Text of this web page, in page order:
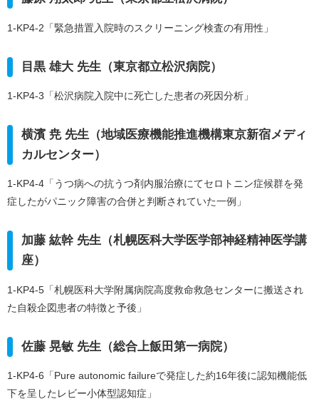
1-KP4-2「緊急措置入院時のスクリーニング検査の有用性」
目黒 雄大 先生（東京都立松沢病院）
1-KP4-3「松沢病院入院中に死亡した患者の死因分析」
横濱 尭 先生（地域医療機能推進機構東京新宿メディ
カルセンター）
1-KP4-4「うつ病への抗うつ剤内服治療にてセロトニン症候群を発
症したがパニック障害の合併と判断されていた一例」
加藤 紘幹 先生（札幌医科大学医学部神経精神医学講
座）
1-KP4-5「札幌医科大学附属病院高度救命救急センターに搬送され
た自殺企図患者の特徴と予後」
佐藤 晃敏 先生（総合上飯田第一病院）
1-KP4-6「Pure autonomic failureで発症した約16年後に認知機能低
下を呈したレビー小体型認知症」